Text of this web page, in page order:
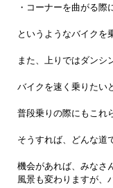
・コーナーを曲がる
というようなバイクを
また、上りではダンシ
バイクを速く乗りたい
普段乗りの際にもこれ
そうすれば、どんな道
機会があれば、みなさ
風景も変わりますが、